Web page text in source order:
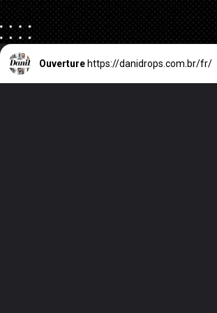
Ouverture https://danidrops.com.br/fr/